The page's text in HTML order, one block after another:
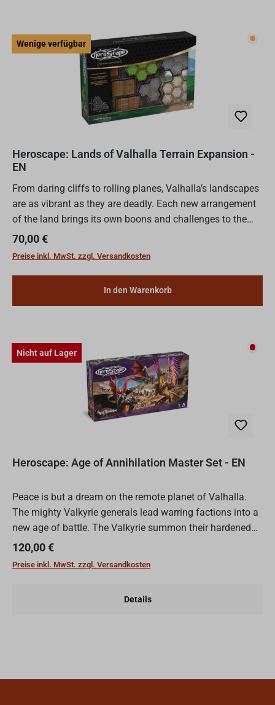
Wenige verfügbar
Heroscape: Lands of Valhalla Terrain Expansion -
EN
From daring cliffs to rolling planes, Valhalla’s landscapes
are as vibrant as they are deadly. Each new arrangement
of the land brings its own boons and challenges to the
brave souls who would dare to cross it. Build...
Regulärer Preis:
70,00 €
Preise inkl. MwSt. zzgl. Versandkosten
In den Warenkorb
Nicht auf Lager Nicht
Heroscape: Age of Annihilation Master Set - EN
Peace is but a dream on the remote planet of Valhalla.
The mighty Valkyrie generals lead warring factions into a
new age of battle. The Valkyrie summon their hardened
heroes and new champions from distant worlds into...
Regulärer Preis:
120,00 €
Preise inkl. MwSt. zzgl. Versandkosten
Details